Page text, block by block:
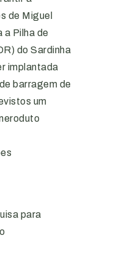
de Miguel
a Pilha de
do Sardinha
implantada
barragem de
um
para